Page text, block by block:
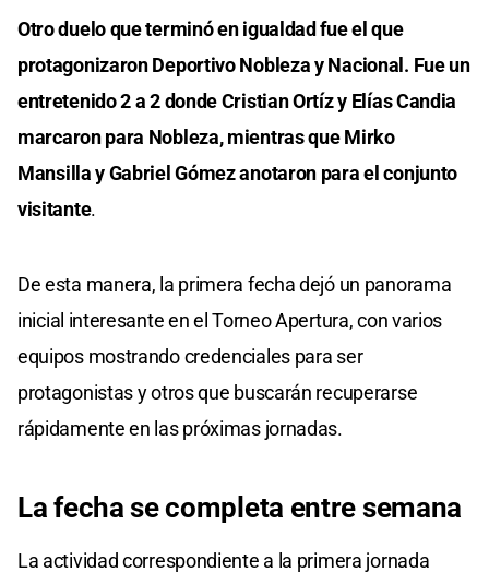
Otro duelo que terminó en igualdad fue el que
protagonizaron Deportivo Nobleza y Nacional. Fue un
entretenido 2 a 2 donde Cristian Ortíz y Elías Candia
marcaron para Nobleza, mientras que Mirko
Mansilla y Gabriel Gómez anotaron para el conjunto
visitante.
De esta manera, la primera fecha dejó un panorama
inicial interesante en el Torneo Apertura, con varios
equipos mostrando credenciales para ser
protagonistas y otros que buscarán recuperarse
rápidamente en las próximas jornadas.
La fecha se completa entre semana
La actividad correspondiente a la primera jornada